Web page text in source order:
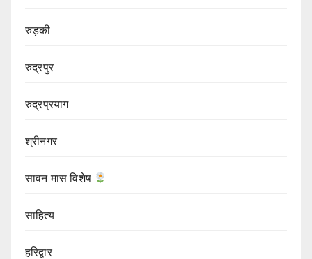
रुड़की
रुद्रपुर
रुद्रप्रयाग
श्रीनगर
सावन मास विशेष
साहित्य
हरिद्वार